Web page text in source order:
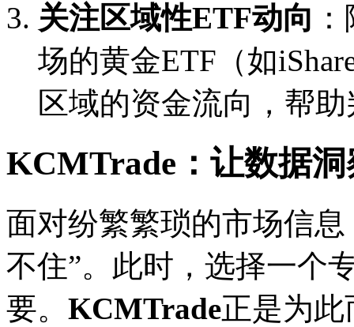
关注区域性ETF动向
场的黄金ETF（如
区域的资金流向，帮
KCMTrade：让数据
面对纷繁繁琐的市场信
不住”。此时，选择一个
要。 KCMTrade正是为此